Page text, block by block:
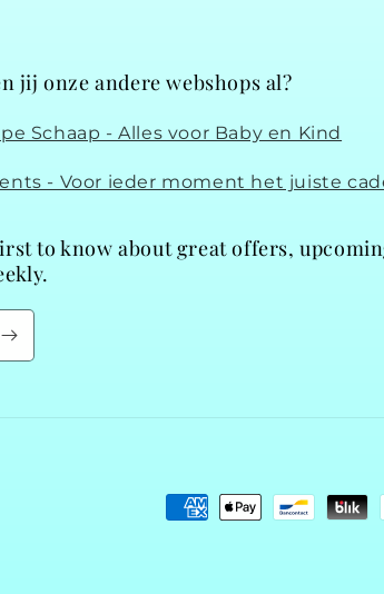
jij onze andere webshops al?
Schaap - Alles voor Baby en Kind
- Voor ieder moment het juiste
to know about great offers,
Payment